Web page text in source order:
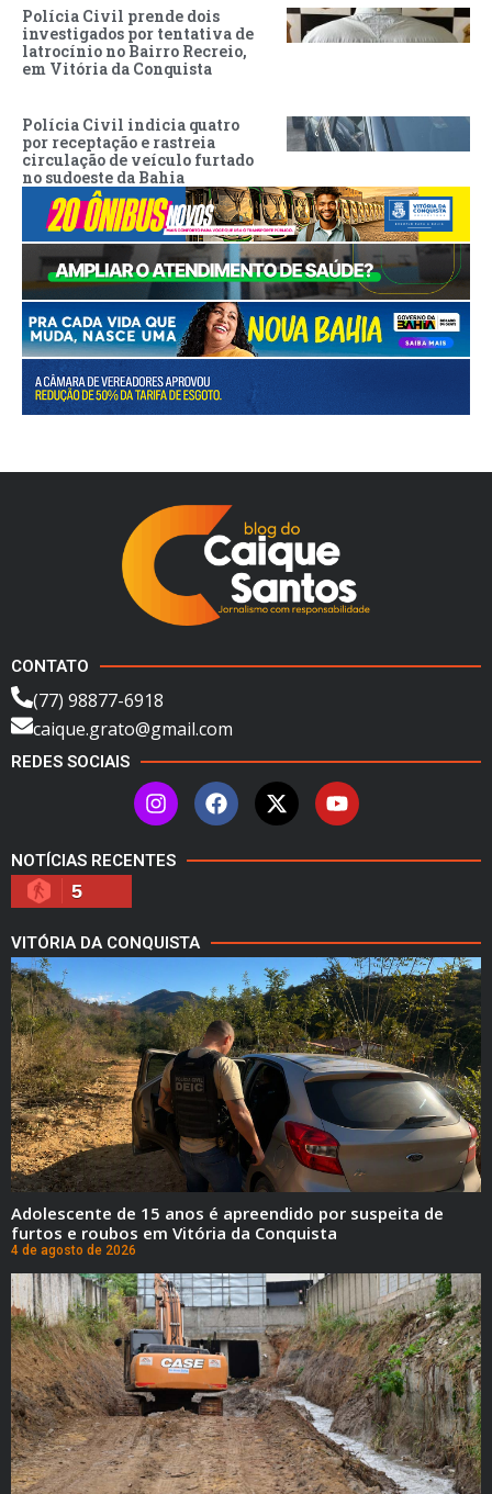
Polícia Civil prende dois
investigados por tentativa de
latrocínio no Bairro Recreio,
em Vitória da Conquista
Polícia Civil indicia quatro
por receptação e rastreia
circulação de veículo furtado
no sudoeste da Bahia
CONTATO
(77) 98877-6918
caique.grato@gmail.com
REDES SOCIAIS
NOTÍCIAS RECENTES
5
VITÓRIA DA CONQUISTA
Adolescente de 15 anos é apreendido por suspeita de
furtos e roubos em Vitória da Conquista
4 de agosto de 2026